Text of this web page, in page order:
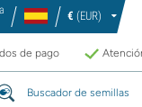
€ (EUR)
de pago
Buscador de semillas